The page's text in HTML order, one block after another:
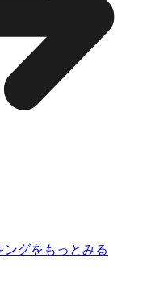
グをもっとみる